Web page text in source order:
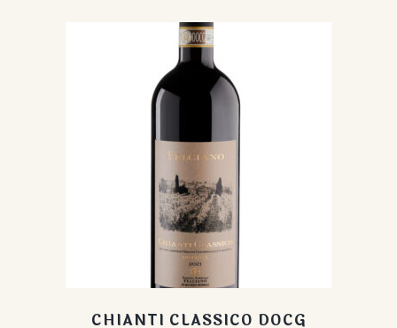
CHIANTI CLASSICO DOCG